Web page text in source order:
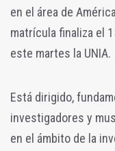
en el área de
matrícula finaliza el
este martes la UNIA.
Está dirigido,
investigadores y
en el ámbito de la